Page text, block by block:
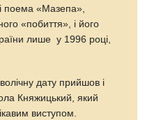
поема «Мазепа»,
«побиття», і його
лише у 1996 році,
дату прийшов і
Княжицький, який
виступом.